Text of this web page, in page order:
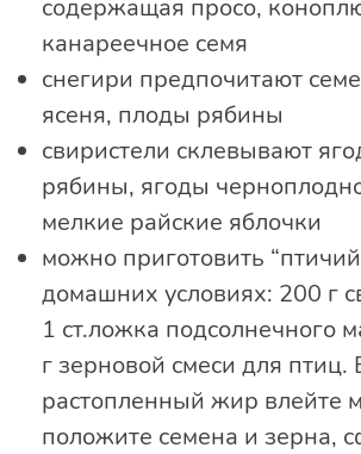
содержащая просо,
канареечное семя
снегири предпочитают
ясеня, плоды рябины
свиристели склевывают
рябины, ягоды
мелкие райские яблочки
можно приготовить
домашних условиях: 200 г
1 ст.ложка подсолнечного
г зерновой смеси для птиц.
растопленный жир влейте
положите семена и зерна,